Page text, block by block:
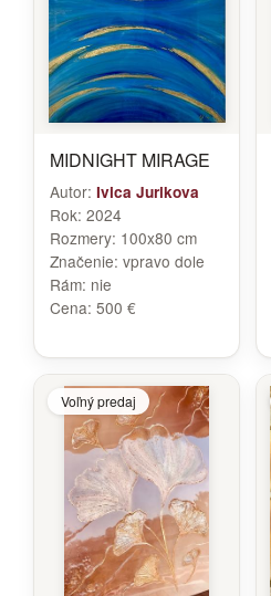
MIDNIGHT MIRAGE
Autor: Ivica Jurikova
Rok: 2024
Rozmery: 100x80 cm
Značenie: vpravo dole
Rám: nie
Cena: 500 €
Voľný predaj